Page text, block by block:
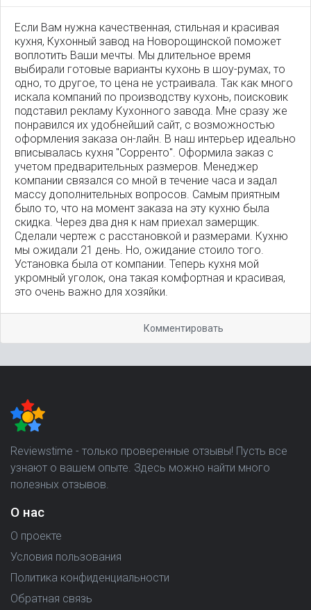
Если Вам нужна качественная, стильная и красивая
кухня, Кухонный завод на Новорощинской поможет
воплотить Ваши мечты. Мы длительное время
выбирали готовые варианты кухонь в шоу-румах, то
одно, то другое, то цена не устраивала. Так как много
искала компаний по производству кухонь, поисковик
подставил рекламу Кухонного завода. Мне сразу же
понравился их удобнейший сайт, с возможностью
оформления заказа он-лайн. В наш интерьер идеально
вписывалась кухня "Сорренто". Оформила заказ с
учетом предварительных размеров. Менеджер
компании связался со мной в течение часа и задал
массу дополнительных вопросов. Самым приятным
было то, что на момент заказа на эту кухню была
скидка. Через два дня к нам приехал замерщик.
Сделали чертеж с расстановкой и размерами. Кухню
мы ожидали 21 день. Но, ожидание стоило того.
Установка была от компании. Теперь кухня мой
укромный уголок, она такая комфортная и красивая,
это очень важно для хозяйки.
Комментировать
Reviewstime - только проверенные отзывы! Пусть все
узнают о вашем опыте. Здесь можно найти много
полезных отзывов.
О нас
О проекте
Условия пользования
Политика конфиденциальности
Обратная связь